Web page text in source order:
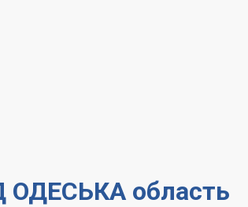
ОДЕСЬКА область